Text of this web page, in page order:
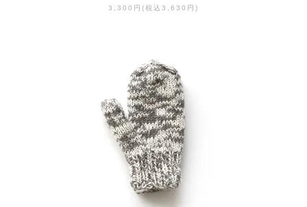
3,300円(税込3,630円)